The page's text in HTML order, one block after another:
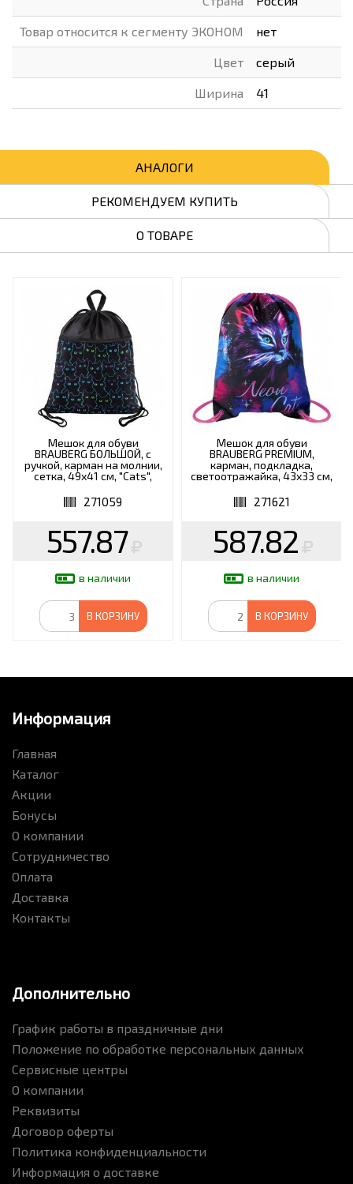
Товар относится к сегменту ЭКОНОМ нет
Цвет серый
Ширина 41
АНАЛОГИ
РЕКОМЕНДУЕМ КУПИТЬ
О ТОВАРЕ
Мешок для обуви
BRAUBERG БОЛЬШОЙ, с
ручкой, карман на молнии,
сетка, 49х41 см, "Cats",
271059
557.87
в наличии
В КОРЗИНУ
Мешок для обуви
BRAUBERG PREMIUM,
карман, подкладка,
светоотражайка, 43х33 см,
271621
587.82
в наличии
В КОРЗИНУ
Информация
Главная
Каталог
Акции
Бонусы
О компании
Сотрудничество
Оплата
Доставка
Контакты
Дополнительно
График работы в праздничные дни
Положение по обработке персональных данных
Сервисные центры
О компании
Реквизиты
Договор оферты
Политика конфиденциальности
Информация о доставке